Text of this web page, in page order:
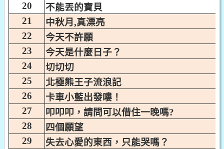
20
不能丟的寶貝
21
中秋月,真漂亮
22
今天不許願
23
今天是什麼日子？
24
切切切
25
北極熊王子流浪記
26
卡車小藍出發嘍！
27
叩叩叩，請問可以借住一晚嗎?
28
四個願望
29
失去心愛的東西，只能哭嗎？